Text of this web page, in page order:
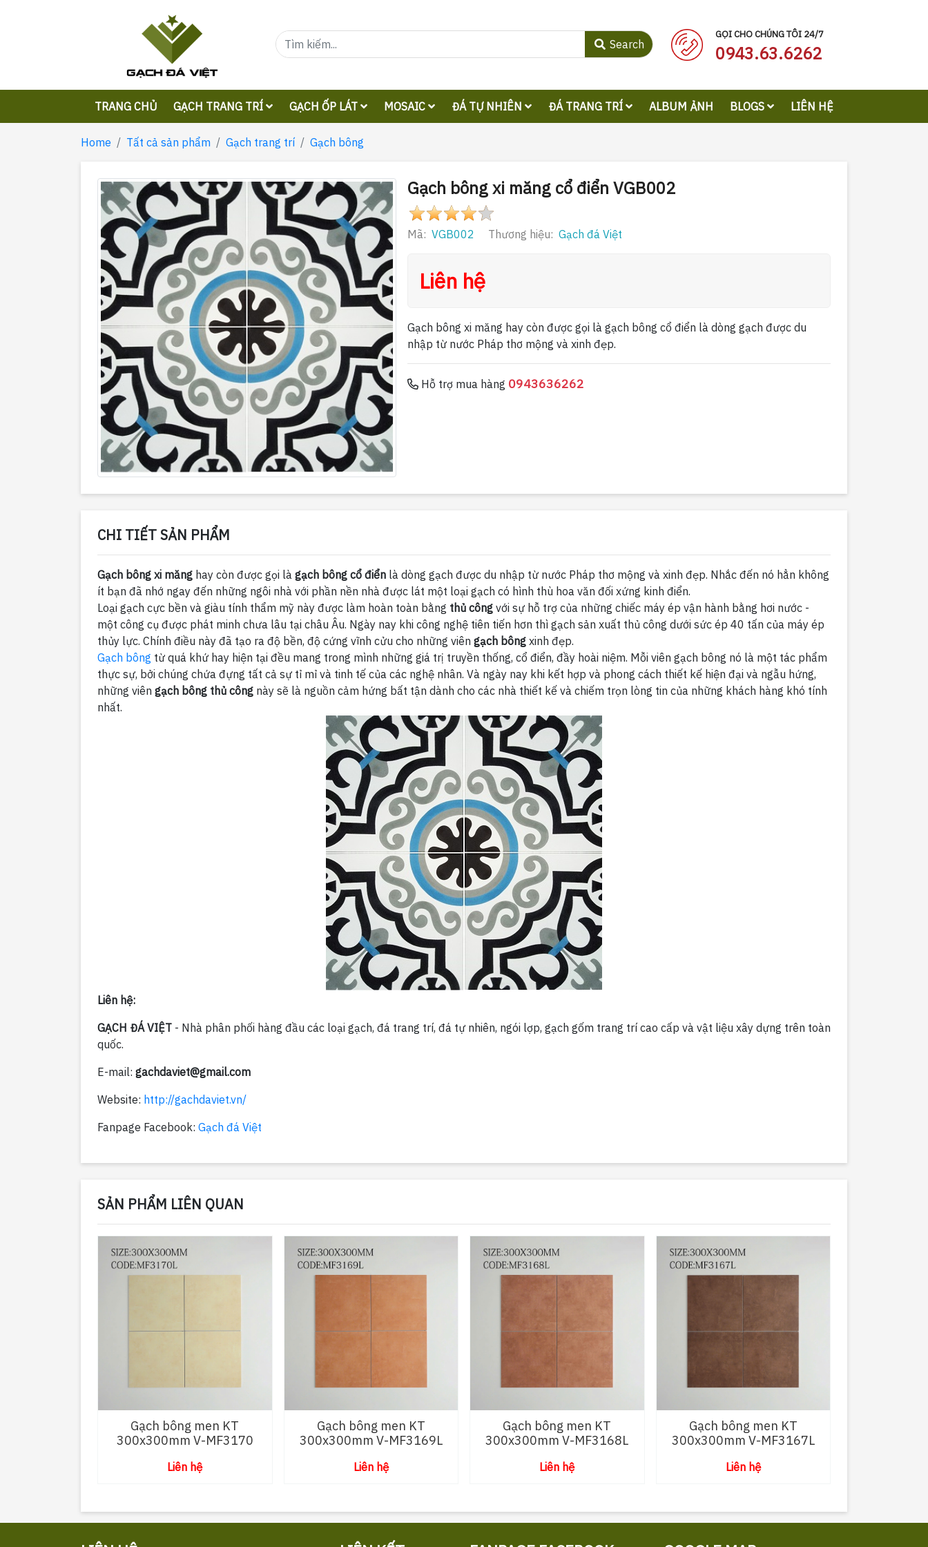
Search
GỌI CHO CHÚNG TÔI 24/7
0943.63.6262
TRANG CHỦ GẠCH TRANG TRÍ GẠCH ỐP LÁT MOSAIC ĐÁ TỰ NHIÊN ĐÁ TRANG TRÍ ALBUM ẢNH BLOGS LIÊN HỆ
Home Tất cả sản phẩm Gạch trang trí Gạch bông
Gạch bông xi măng cổ điển VGB002
Mã: VGB002 Thương hiệu: Gạch đá Việt
Liên hệ
Gạch bông xi măng hay còn được gọi là gạch bông cổ điển là dòng gạch được du
nhập từ nước Pháp thơ mộng và xinh đẹp.
Hỗ trợ mua hàng 0943636262
CHI TIẾT SẢN PHẨM
Gạch bông xi măng hay còn được gọi là gạch bông cổ điển là dòng gạch được du nhập từ nước Pháp thơ mộng và xinh đẹp. Nhắc đến nó hẳn không
ít bạn đã nhớ ngay đến những ngôi nhà với phần nền nhà được lát một loại gạch có hình thù hoa văn đối xứng kinh điển.
Loại gạch cực bền và giàu tính thẩm mỹ này được làm hoàn toàn bằng thủ công với sự hỗ trợ của những chiếc máy ép vận hành bằng hơi nước -
một công cụ được phát minh chưa lâu tại châu Âu. Ngày nay khi công nghệ tiên tiến hơn thì gạch sản xuất thủ công dưới sức ép 40 tấn của máy ép
thủy lực. Chính điều này đã tạo ra độ bền, độ cứng vĩnh cửu cho những viên gạch bông xinh đẹp.
Gạch bông từ quá khứ hay hiện tại đều mang trong mình những giá trị truyền thống, cổ điển, đầy hoài niệm. Mỗi viên gạch bông nó là một tác phẩm
thực sự, bởi chúng chứa đựng tất cả sự tỉ mỉ và tinh tế của các nghệ nhân. Và ngày nay khi kết hợp và phong cách thiết kế hiện đại và ngẫu hứng,
những viên gạch bông thủ công này sẽ là nguồn cảm hứng bất tận dành cho các nhà thiết kế và chiếm trọn lòng tin của những khách hàng khó tính
nhất.
Liên hệ:
GẠCH ĐÁ VIỆT - Nhà phân phối hàng đầu các loại gạch, đá trang trí, đá tự nhiên, ngói lợp, gạch gốm trang trí cao cấp và vật liệu xây dựng trên toàn
quốc.
E-mail: gachdaviet@gmail.com
Website: http://gachdaviet.vn/
Fanpage Facebook: Gạch đá Việt
SẢN PHẨM LIÊN QUAN
Gạch bông men KT
300x300mm V-MF3170
Liên hệ
Gạch bông men KT
300x300mm V-MF3169L
Liên hệ
Gạch bông men KT
300x300mm V-MF3168L
Liên hệ
Gạch bông men KT
300x300mm V-MF3167L
Liên hệ